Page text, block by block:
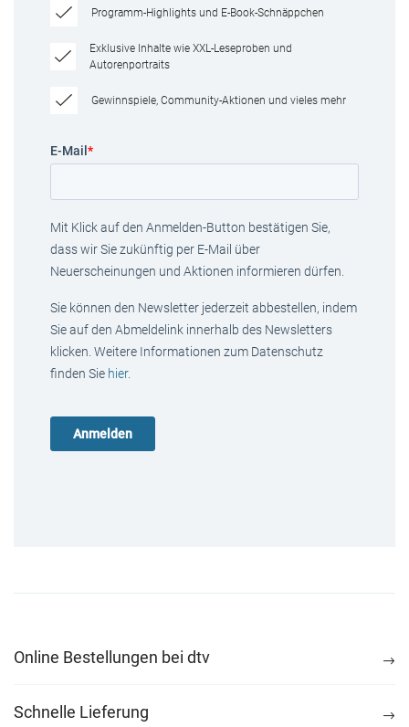
Programm-Highlights und E-Book-Schnäppchen
Exklusive Inhalte wie XXL-Leseproben und
Autorenportraits
Gewinnspiele, Community-Aktionen und vieles mehr
E-Mail *
Mit Klick auf den Anmelden-Button bestätigen Sie,
dass wir Sie zukünftig per E-Mail über
Neuerscheinungen und Aktionen informieren dürfen.
Sie können den Newsletter jederzeit abbestellen, indem
Sie auf den Abmeldelink innerhalb des Newsletters
klicken. Weitere Informationen zum Datenschutz
finden Sie hier.
Online Bestellungen bei dtv
Schnelle Lieferung